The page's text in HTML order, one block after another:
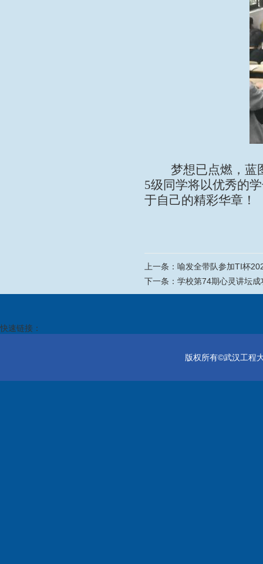
梦想已点燃，蓝
5级同学将以优秀的
于自己的精彩华章！
上一条： 喻发全带队参加TI杯
下一条： 学校第74期心灵讲坛成
快速链接：
版权所有©武汉工程